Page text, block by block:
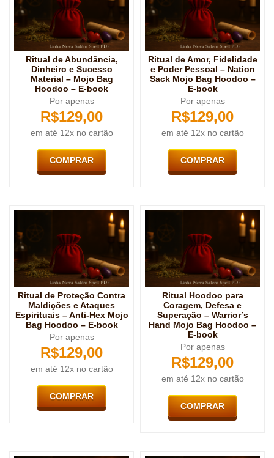
Ritual de Abundância,
Dinheiro e Sucesso
Material – Mojo Bag
Hoodoo – E-book
Por apenas
R$129,00
em até 12x no cartão
COMPRAR
Ritual de Amor, Fidelidade
e Poder Pessoal – Nation
Sack Mojo Bag Hoodoo –
E-book
Por apenas
R$129,00
em até 12x no cartão
COMPRAR
Ritual de Proteção Contra
Maldições e Ataques
Espirituais – Anti-Hex Mojo
Bag Hoodoo – E-book
Por apenas
R$129,00
em até 12x no cartão
COMPRAR
Ritual Hoodoo para
Coragem, Defesa e
Superação – Warrior’s
Hand Mojo Bag Hoodoo –
E-book
Por apenas
R$129,00
em até 12x no cartão
COMPRAR